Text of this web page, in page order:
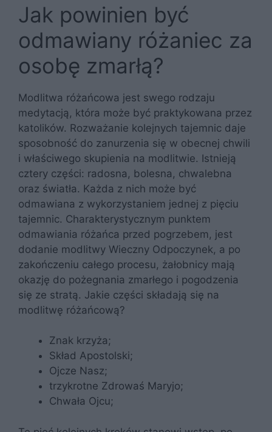
Jak powinien być
odmawiany różaniec za
osobę zmarłą?
Modlitwa różańcowa jest swego rodzaju
medytacją, która może być praktykowana przez
katolików. Rozważanie kolejnych tajemnic daje
sposobność do zanurzenia się w obecnej chwili
i właściwego skupienia na modlitwie. Istnieją
cztery części: radosna, bolesna, chwalebna
oraz światła. Każda z nich może być
odmawiana z wykorzystaniem jednej z pięciu
tajemnic. Charakterystycznym punktem
odmawiania różańca przed pogrzebem, jest
dodanie modlitwy Wieczny Odpoczynek, a po
zakończeniu całego procesu, żałobnicy mają
okazję do pożegnania zmarłego i pogodzenia
się ze stratą. Jakie części składają się na
modlitwę różańcową?
Znak krzyża;
Skład Apostolski;
Ojcze Nasz;
trzykrotne Zdrowaś Maryjo;
Chwała Ojcu;